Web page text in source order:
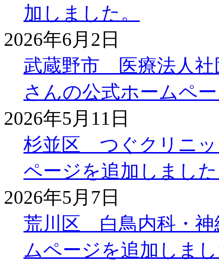
加しました。
2026年6月2日
武蔵野市 医療法人
さんの公式ホームペ
2026年5月11日
杉並区 つぐクリニッ
ページを追加しまし
2026年5月7日
荒川区 白鳥内科・神
ムページを追加しま